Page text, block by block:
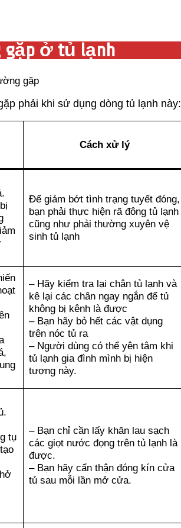
ở tủ lạnh
phải khi sử dụng dòng tủ lạnh này:
Cách xử lý
Để giảm bớt tình trạng tuyết đóng,
bạn phải thực hiện rã đông tủ lạnh
cũng như phải thường xuyên vệ
sinh tủ lạnh
– Hãy kiểm tra lại chân tủ lạnh và
kê lại các chân ngay ngắn để tủ
không bị kênh là được
– Bạn hãy bỏ hết các vật dụng
trên nóc tủ ra
– Người dùng có thể yên tâm khi
tủ lạnh gia đình mình bị hiện
tượng này.
tụ
– Bạn chỉ cần lấy khăn lau sạch
các giọt nước đọng trên tủ lạnh là
được.
– Bạn hãy cẩn thận đóng kín cửa
tủ sau mỗi lần mở cửa.